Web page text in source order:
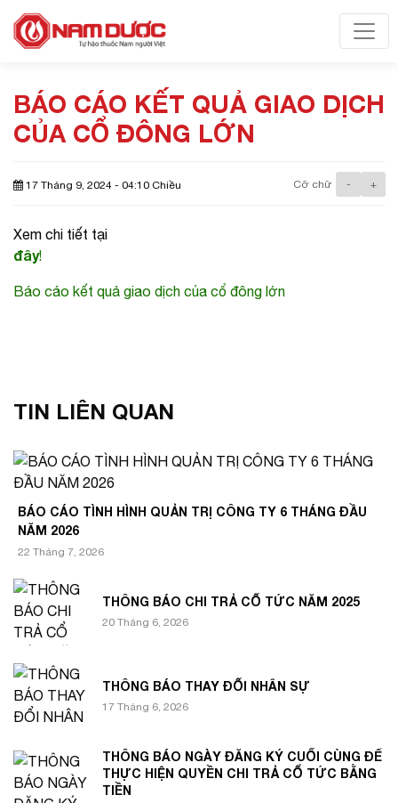
BÁO CÁO KẾT QUẢ GIAO DỊCH
CỦA CỔ ĐÔNG LỚN
17 Tháng 9, 2024 - 04:10 Chiều Cỡ chữ - +
Xem chi tiết tại
đây!
Báo cáo kết quả giao dịch của cổ đông lớn
TIN LIÊN QUAN
BÁO CÁO TÌNH HÌNH QUẢN TRỊ CÔNG TY 6 THÁNG ĐẦU
NĂM 2026
22 Tháng 7, 2026
THÔNG BÁO CHI TRẢ CỔ TỨC NĂM 2025
20 Tháng 6, 2026
THÔNG BÁO THAY ĐỔI NHÂN SỰ
17 Tháng 6, 2026
THÔNG BÁO NGÀY ĐĂNG KÝ CUỐI CÙNG ĐỂ
THỰC HIỆN QUYỀN CHI TRẢ CỔ TỨC BẰNG
TIỀN